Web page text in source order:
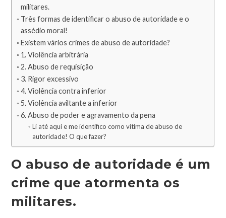
militares.
Três formas de identificar o abuso de autoridade e o
assédio moral!
Existem vários crimes de abuso de autoridade?
1. Violência arbitrária
2. Abuso de requisição
3. Rigor excessivo
4. Violência contra inferior
5. Violência aviltante a inferior
6. Abuso de poder e agravamento da pena
Li até aqui e me identifico como vítima de abuso de
autoridade! O que fazer?
O abuso de autoridade é um
crime que atormenta os
militares.